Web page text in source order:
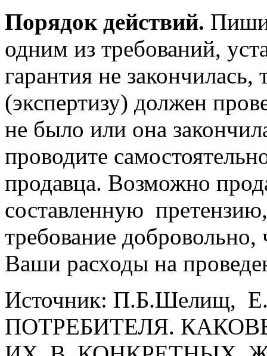
Порядок действий.
одним из требований,
гарантия не закончилась,
(экспертизу) должен
не было или она
проводите
продавца. Возможно
составленную
требование
Ваши расходы на
Источник: П.Б.Шелищ,
ПОТРЕБИТЕЛЯ.